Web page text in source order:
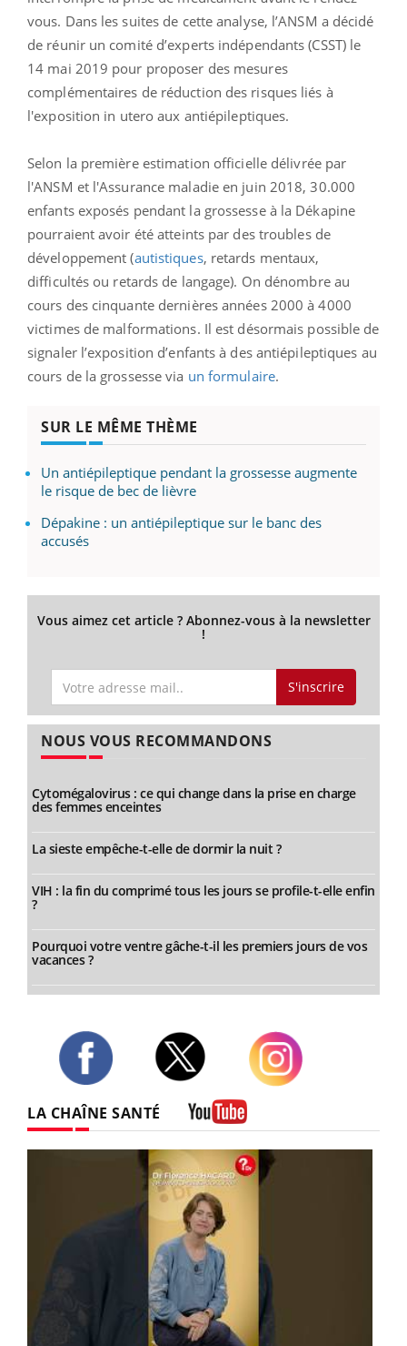
vous. Dans les suites de cette analyse, l’ANSM a décidé
de réunir un comité d’experts indépendants (CSST) le
14 mai 2019 pour proposer des mesures
complémentaires de réduction des risques liés à
l'exposition in utero aux antiépileptiques.
Selon la première estimation officielle délivrée par
l'ANSM et l'Assurance maladie en juin 2018, 30.000
enfants exposés pendant la grossesse à la Dékapine
pourraient avoir été atteints par des troubles de
développement (autistiques, retards mentaux,
difficultés ou retards de langage). On dénombre au
cours des cinquante dernières années 2000 à 4000
victimes de malformations. Il est désormais possible de
signaler l’exposition d’enfants à des antiépileptiques au
cours de la grossesse via un formulaire.
SUR LE MÊME THÈME
Un antiépileptique pendant la grossesse augmente
le risque de bec de lièvre
Dépakine : un antiépileptique sur le banc des
accusés
Vous aimez cet article ? Abonnez-vous à la newsletter
!
S'inscrire
NOUS VOUS RECOMMANDONS
Cytomégalovirus : ce qui change dans la prise en charge
des femmes enceintes
La sieste empêche-t-elle de dormir la nuit ?
VIH : la fin du comprimé tous les jours se profile-t-elle enfin
?
Pourquoi votre ventre gâche-t-il les premiers jours de vos
vacances ?
LA CHAÎNE SANTÉ